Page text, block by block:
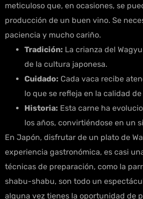
meticuloso que, en ocasiones, se
producción de un buen vino. Se
paciencia y mucho cariño.
Tradición: La crianza del
de la cultura japonesa.
Cuidado: Cada vaca recibe
lo que se refleja en la calidad
Historia: Esta carne ha
los años, convirtiéndose en un
En Japón, disfrutar de un plato de
experiencia gastronómica, es casi
técnicas de preparación, como la
shabu-shabu, son todo un
alguna vez tienes la oportunidad de